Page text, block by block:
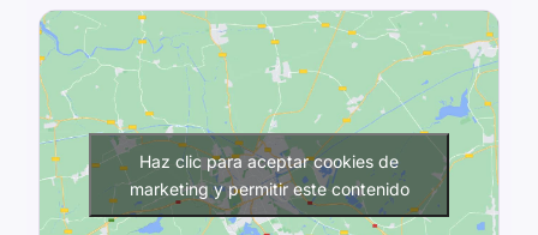
Haz clic para aceptar cookies de
marketing y permitir este contenido